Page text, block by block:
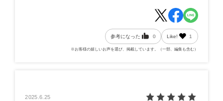
参考になった 0 Like! 1
※お客様の嬉しいお声を選び、掲載しています。（一部、編集も含む）
2025.6.25